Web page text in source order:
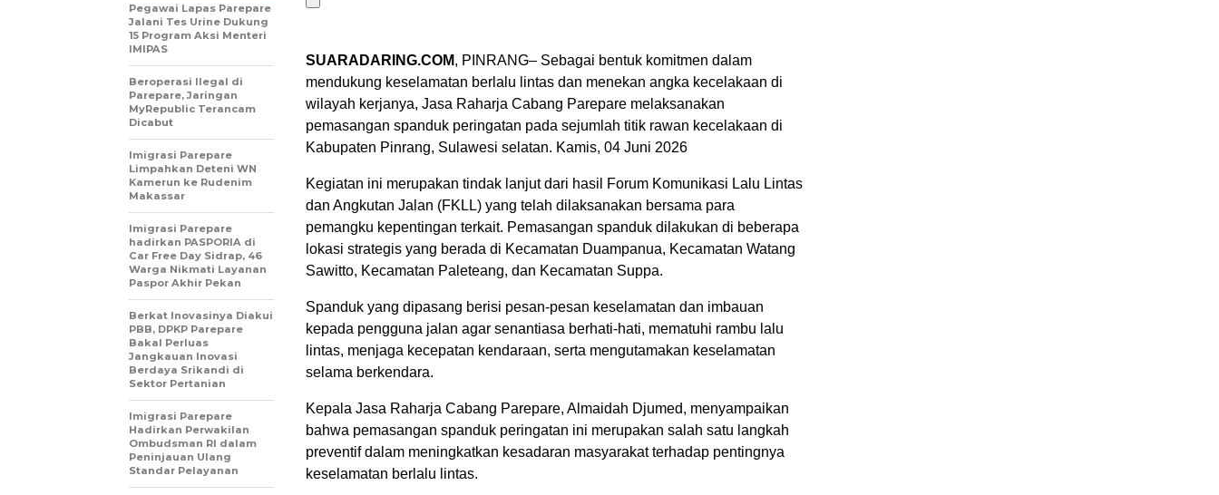
SUARADARING.COM, PINRANG– Sebagai bentuk komitmen dalam
mendukung keselamatan berlalu lintas dan menekan angka kecelakaan di
wilayah kerjanya, Jasa Raharja Cabang Parepare melaksanakan
pemasangan spanduk peringatan pada sejumlah titik rawan kecelakaan di
Kabupaten Pinrang, Sulawesi selatan. Kamis, 04 Juni 2026
Kegiatan ini merupakan tindak lanjut dari hasil Forum Komunikasi Lalu Lintas
dan Angkutan Jalan (FKLL) yang telah dilaksanakan bersama para
pemangku kepentingan terkait. Pemasangan spanduk dilakukan di beberapa
lokasi strategis yang berada di Kecamatan Duampanua, Kecamatan Watang
Sawitto, Kecamatan Paleteang, dan Kecamatan Suppa.
Spanduk yang dipasang berisi pesan-pesan keselamatan dan imbauan
kepada pengguna jalan agar senantiasa berhati-hati, mematuhi rambu lalu
lintas, menjaga kecepatan kendaraan, serta mengutamakan keselamatan
selama berkendara.
Kepala Jasa Raharja Cabang Parepare, Almaidah Djumed, menyampaikan
bahwa pemasangan spanduk peringatan ini merupakan salah satu langkah
preventif dalam meningkatkan kesadaran masyarakat terhadap pentingnya
keselamatan berlalu lintas.
Pegawai Lapas Parepare
Jalani Tes Urine Dukung
15 Program Aksi Menteri
IMIPAS
Beroperasi Ilegal di
Parepare, Jaringan
MyRepublic Terancam
Dicabut
Imigrasi Parepare
Limpahkan Deteni WN
Kamerun ke Rudenim
Makassar
Imigrasi Parepare
hadirkan PASPORIA di
Car Free Day Sidrap, 46
Warga Nikmati Layanan
Paspor Akhir Pekan
Berkat Inovasinya Diakui
PBB, DPKP Parepare
Bakal Perluas
Jangkauan Inovasi
Berdaya Srikandi di
Sektor Pertanian
Imigrasi Parepare
Hadirkan Perwakilan
Ombudsman RI dalam
Peninjauan Ulang
Standar Pelayanan